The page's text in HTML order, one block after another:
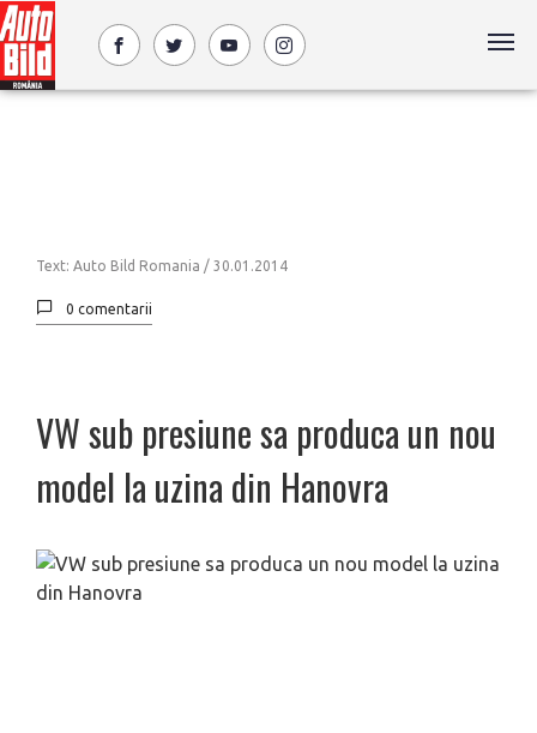
Text: Auto Bild Romania / 30.01.2014
0 comentarii
VW sub presiune sa produca un nou
model la uzina din Hanovra